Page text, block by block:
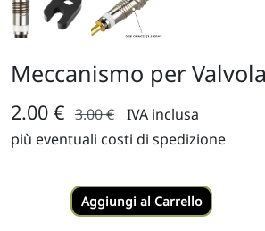
Meccanismo per
2.00 € 3.00 €
IVA inclusa
più eventuali costi di spedizione
Aggiungi al Carrello